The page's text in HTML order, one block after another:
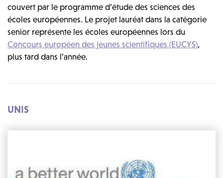
couvert par le programme d’étude des sciences des
écoles européennes. Le projet lauréat dans la catégorie
senior représente les écoles européennes lors du
Concours européen des jeunes scientifiques (EUCYS),
plus tard dans l’année.
UNIS